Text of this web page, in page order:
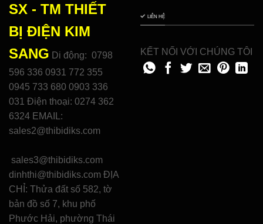
SX - TM THIẾT
BỊ ĐIỆN KIM
SANG Di động: 0798
596 336 0931 772 355
0945 733 680 0903 336
031 Điện thoại: 0274 362
6324 EMAIL:
sales2@thibidiks.com
sales3@thibidiks.com
dinhthi@thibidiks.com ĐỊA
CHỈ: Thửa đất số 582, tờ
bản đồ số 7, khu phố
Phước Hải, phường Thái
LIÊN HỆ
KẾT NỐI VỚI CHÚNG TÔI